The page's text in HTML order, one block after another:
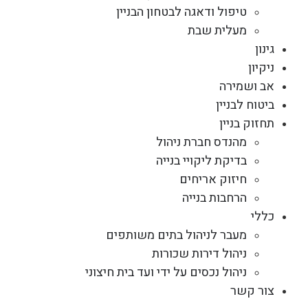
טיפול ודאגה לבטחון הבניין
מעלית שבת
גינון
ניקיון
אב ושמירה
ביטוח לבניין
תחזוק בניין
מהנדס חברת ניהול
בדיקת ליקויי בנייה
חיזוק אריחים
הרחבות בנייה
כללי
מעבר לניהול בתים משותפים
ניהול דירות שכורות
ניהול נכסים על ידי ועד בית חיצוני
צור קשר